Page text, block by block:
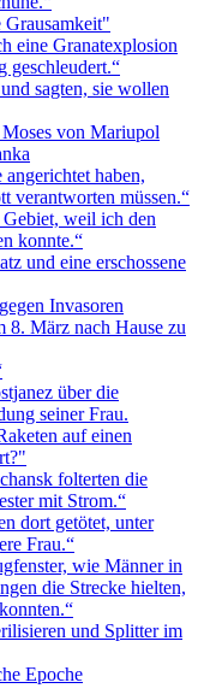
Grausamkeit"
eine Granatexplosion
geschleudert.“
sagten, sie wollen
von Mariupol
angerichtet haben,
verantworten müssen.“
weil ich den
konnte.“
und eine erschossene
Invasoren
8. März nach Hause zu
über die
seiner Frau.
auf einen
folterten die
mit Strom.“
dort getötet, unter
Frau.“
wie Männer in
die Strecke hielten,
und Splitter im
Epoche